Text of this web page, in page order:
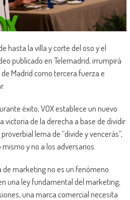
hasta la villa y corte del oso y el
publicado en Telemadrid, irrumpirá
Madrid como tercera fuerza e
éxito, VOX establece un nuevo
victoria de la derecha a base de dividir
lema de “divide y vencerás”,
y no a los adversarios.
marketing no es un fenómeno
una ley fundamental del marketing,
una marca comercial necesita